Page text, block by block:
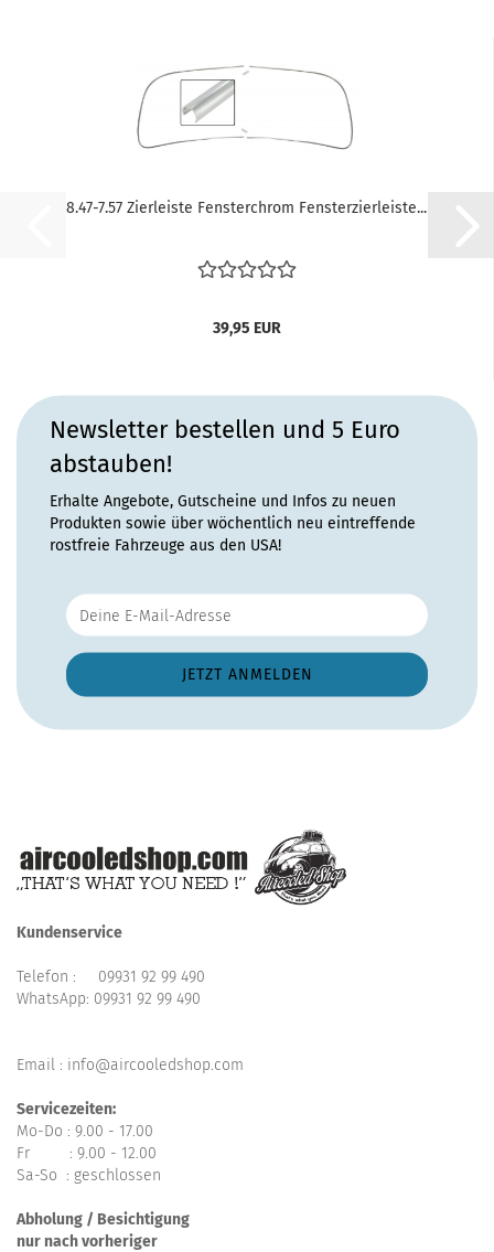
8.47-7.57 Zierleiste Fensterchrom Fensterzierleiste...
39,95 EUR
Newsletter bestellen und 5 Euro
abstauben!
Erhalte Angebote, Gutscheine und Infos zu neuen
Produkten sowie über wöchentlich neu eintreffende
rostfreie Fahrzeuge aus den USA!
Kundenservice
Telefon : 09931 92 99 490
WhatsApp: 09931 92 99 490
Email : info@aircooledshop.com
Servicezeiten:
Mo-Do : 9.00 - 17.00
Fr : 9.00 - 12.00
Sa-So : geschlossen
Abholung / Besichtigung
nur nach vorheriger